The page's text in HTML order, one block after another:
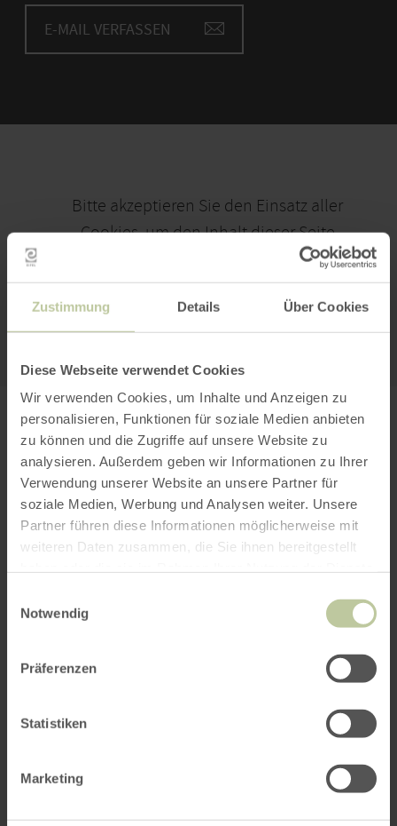
Zustimmung Details Über Cookies
Diese Webseite verwendet Cookies
Wir verwenden Cookies, um Inhalte und Anzeigen zu
personalisieren, Funktionen für soziale Medien anbieten
zu können und die Zugriffe auf unsere Website zu
analysieren. Außerdem geben wir Informationen zu Ihrer
Verwendung unserer Website an unsere Partner für
soziale Medien, Werbung und Analysen weiter. Unsere
Partner führen diese Informationen möglicherweise mit
weiteren Daten zusammen, die Sie ihnen bereitgestellt
Notwendig
Präferenzen
Statistiken
Marketing
E-MAIL VERFASSEN
Bitte akzeptieren Sie den Einsatz aller
Cookies, um den Inhalt dieser Seite
Alle Cookies Freigeben
PLANEN SIE IHRE
ANREISE
per Google Maps
Anfahrt von: